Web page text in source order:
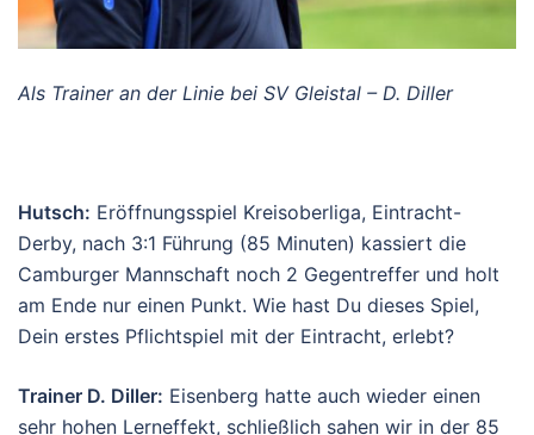
Als Trainer an der Linie bei SV Gleistal – D. Diller
Hutsch: Eröffnungsspiel Kreisoberliga, Eintracht-
Derby, nach 3:1 Führung (85 Minuten) kassiert die
Camburger Mannschaft noch 2 Gegentreffer und holt
am Ende nur einen Punkt. Wie hast Du dieses Spiel,
Dein erstes Pflichtspiel mit der Eintracht, erlebt?
Trainer D. Diller: Eisenberg hatte auch wieder einen
sehr hohen Lerneffekt, schließlich sahen wir in der 85